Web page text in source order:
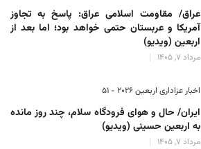
عراق/ مقاومت اسلامی عراق: پاسخ به تجاوز
آمریکا و عربستان حتمی خواهد بود؛ اما بعد از
اربعین (ویدیو)
مرداد 7, 1405
اخبار عزاداری اربعین ۲۰۲۶ - 51
ایران/ حال و هوای فرودگاه سلام، چند روز مانده
به اربعین حسینی (ویدیو)
مرداد 7, 1405